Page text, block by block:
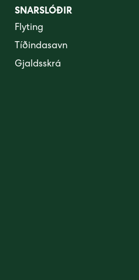
SNARSLÓÐIR
Flyting
Tíðindasavn
Gjaldsskrá